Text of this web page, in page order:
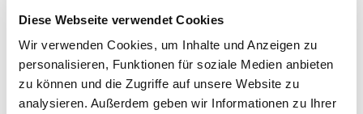
Diese Webseite verwendet Cookies
Wir verwenden Cookies, um Inhalte und Anzeigen zu
personalisieren, Funktionen für soziale Medien anbieten
zu können und die Zugriffe auf unsere Website zu
analysieren. Außerdem geben wir Informationen zu Ihrer
Jetzt ansehen